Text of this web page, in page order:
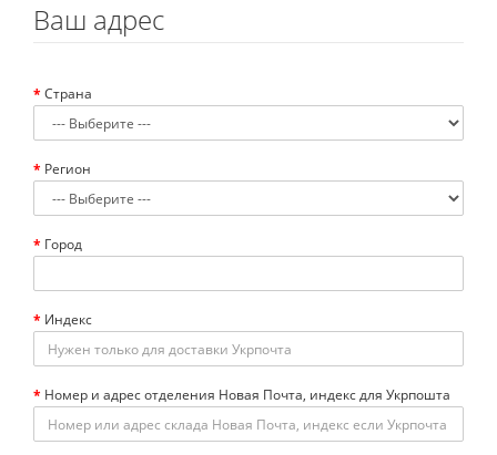
Ваш адрес
Страна
Регион
Город
Индекс
Номер и адрес отделения Новая Почта, индекс для Укрпошта